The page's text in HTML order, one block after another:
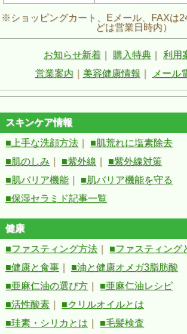
※ショッピングカート、Eメール、FAXは
どは営業日時内）
お知らせ新着｜ 購入特典｜ 利用
営業案内
美容健康情報 メール
スキンケア情報
■上手な洗顔方法
■肌荒れに塩素除去
■肌のしみ
■紫外線
■紫外線対策
■肌バリア機能
■肌バリア機能を守る
■保湿セラミド記事一覧
健康
■ファスティング方法
■ファスティング
■健康と食事
■油と健康オメガ3脂肪酸
■亜麻仁油の選び方
■亜麻仁油レシピ
■活性酸素
■クリルオイルとは
■珪素・シリカとは
■毛髪検査